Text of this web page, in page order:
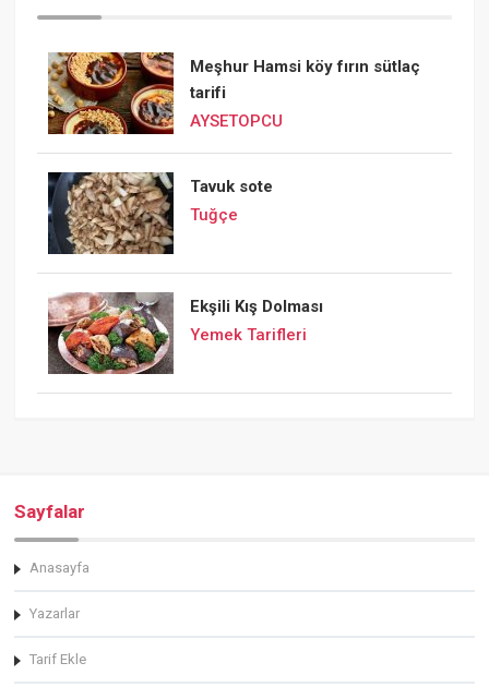
Meşhur Hamsi köy fırın sütlaç
tarifi
AYSETOPCU
Tavuk sote
Tuğçe
Ekşili Kış Dolması
Yemek Tarifleri
Sayfalar
Anasayfa
Yazarlar
Tarif Ekle